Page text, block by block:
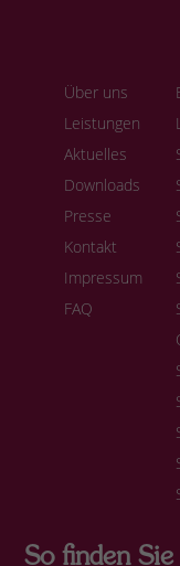
Über uns
Leistungen
Aktuelles
Downloads
Presse
Kontakt
Impressum
FAQ
So finden Sie